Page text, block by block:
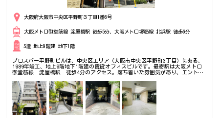
大阪府大阪市中央区平野町３丁目1番8号
大阪メトロ御堂筋線 淀屋橋駅 徒歩5分、大阪メトロ堺筋線 北浜駅 徒歩6分
S造 地上9階建 地下1階
プロスパー平野町ビルは、中央区エリア（大阪市中央区平野町3丁目）にある、
1989年竣工、地上9階地下1階建の賃貸オフィスビルです。最寄駅は大阪メトロ
御堂筋線 淀屋橋駅 徒歩4分のアクセス。落ち着いた雰囲気があり、エントラ
フィス移転の事なら何でもご相談下さい。